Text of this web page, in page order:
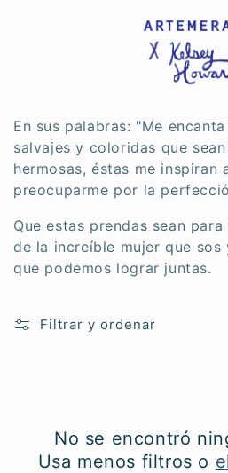
:
En sus palabras: "Me
salvajes y coloridas que
hermosas, éstas me inspiran
preocuparme por la
Que estas prendas sean
de la increíble mujer que
que podemos lograr juntas.
Filtrar y ordenar
No se encontró
Usa menos filtros o